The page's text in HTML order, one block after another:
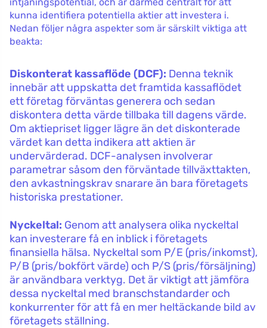
kunna identifiera potentiella aktier att investera i.
Nedan följer några aspekter som är särskilt viktiga att
beakta:
Diskonterat kassaflöde (DCF): Denna teknik
innebär att uppskatta det framtida kassaflödet
ett företag förväntas generera och sedan
diskontera detta värde tillbaka till dagens värde.
Om aktiepriset ligger lägre än det diskonterade
värdet kan detta indikera att aktien är
undervärderad. DCF-analysen involverar
parametrar såsom den förväntade tillväxttakten,
den avkastningskrav snarare än bara företagets
historiska prestationer.
Nyckeltal: Genom att analysera olika nyckeltal
kan investerare få en inblick i företagets
finansiella hälsa. Nyckeltal som P/E (pris/inkomst),
P/B (pris/bokfört värde) och P/S (pris/försäljning)
är användbara verktyg. Det är viktigt att jämföra
dessa nyckeltal med branschstandarder och
konkurrenter för att få en mer heltäckande bild av
företagets ställning.